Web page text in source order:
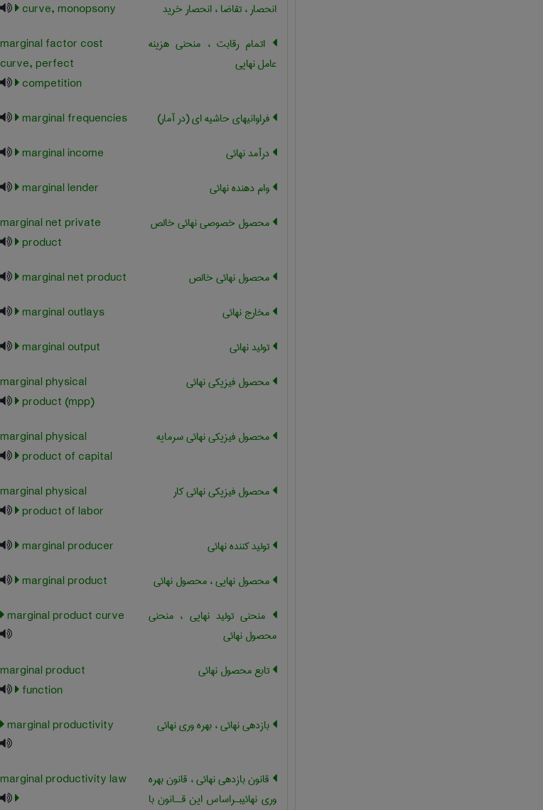
انحصار ، تقاضا ، انحصار خرید
curve, monopsony
اتمام رقابت ، منحنی هزینه
عامل نهایی
marginal factor cost
curve, perfect
competition
فراوانیهای حاشیه ای (در آمار)
marginal frequencies
درآمد نهائی
marginal income
وام دهنده نهائی
marginal lender
محصول خصوصی نهائی خالص
marginal net private
product
محصول نهائی خالص
marginal net product
مخارج نهائی
marginal outlays
تولید نهائی
marginal output
محصول فیزیکی نهائی
marginal physical
product (mpp)
محصول فیزیکی نهائی سرمایه
marginal physical
product of capital
محصول فیزیکی نهائی کار
marginal physical
product of labor
تولید کننده نهائی
marginal producer
محصول نهایی ، محصول نهائی
marginal product
منحنی تولید نهایی ، منحنی
محصول نهائی
marginal product curve
تابع محصول نهائی
marginal product
function
بازدهی نهائی ، بهره وری نهائی
marginal productivity
قانون بازدهی نهائی ، قانون بهره
وری نهائیبـراساس این قــانون با
marginal productivity law